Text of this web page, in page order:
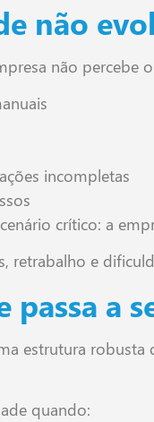
não
não
incompletas
crítico: a
retrabalho e
passa a
estrutura
quando: